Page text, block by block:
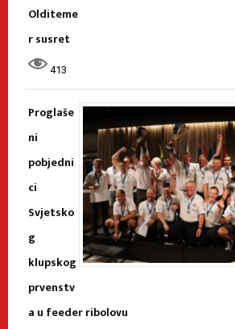
Olditeme
r susret
413
Proglaše
ni
pobjedni
ci
Svjetsko
g
klupskog
prvenstv
a u feeder ribolovu